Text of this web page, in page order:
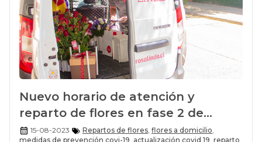
Nuevo horario de atención y
reparto de flores en fase 2 de
Rosalinda
15-08-2023 Repartos de flores, flores a domicilio,
medidas de prevención covi-19 actualización covid 19 reparto